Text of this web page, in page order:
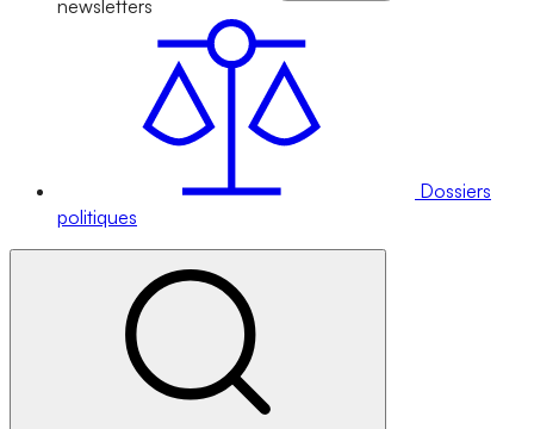
newsletters
Dossiers
politiques